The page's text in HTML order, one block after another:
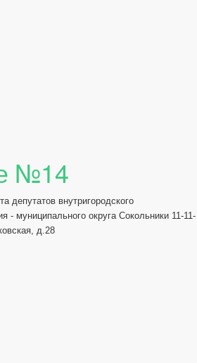
№14
депутатов внутригородского
- муниципального округа Сокольники 11-11-
д.28